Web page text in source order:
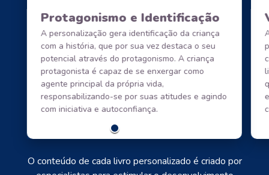
Protagonismo e Identificação
A personalização gera identificação da criança
com a história, que por sua vez destaca o seu
potencial através do protagonismo. A criança
protagonista é capaz de se enxergar como
agente principal da própria vida,
responsabilizando-se por suas atitudes e agindo
com iniciativa e autoconfiança.
O conteúdo de cada livro personalizado é criado por